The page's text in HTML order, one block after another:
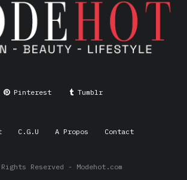
will not be published.
Required fields
Pinterest Tumblr
C.G.U A Propos Contact
Reserved - Modehot.com